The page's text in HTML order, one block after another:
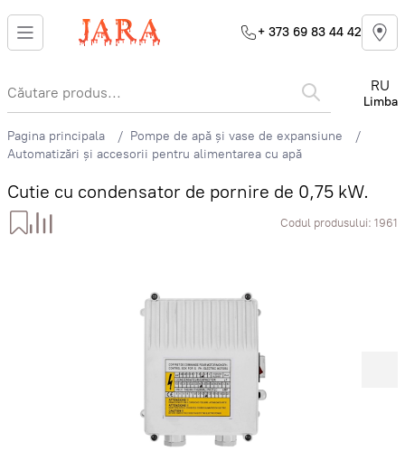
+ 373 69 83 44 42
RU
Limba
Pagina principala
Pompe de apă și vase de expansiune
Automatizări și accesorii pentru alimentarea cu apă
Cutie cu condensator de pornire de 0,75 kW.
Codul produsului: 1961